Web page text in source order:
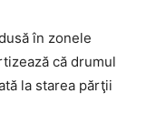
în zonele
că drumul
la starea părţii